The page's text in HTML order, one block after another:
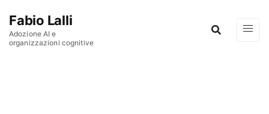
Fabio Lalli
Adozione AI e
organizzazioni cognitive